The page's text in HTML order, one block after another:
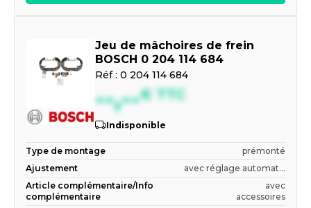
Jeu de mâchoires de frein
BOSCH 0 204 114 684
Réf : 0 204 114 684
--,--€ TTC
Indisponible
Type de montage
prémonté
Ajustement
avec réglage automat...
Article complémentaire/Info
complémentaire
avec
accessoires